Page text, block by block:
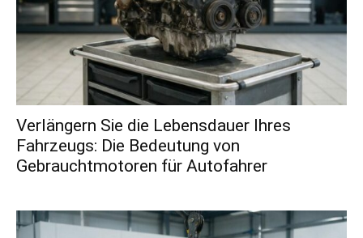
Verlängern Sie die Lebensdauer Ihres
Fahrzeugs: Die Bedeutung von
Gebrauchtmotoren für Autofahrer